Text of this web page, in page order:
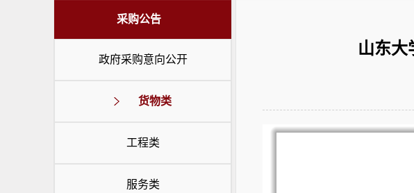
采购公告
政府采购意向公开
货物类
工程类
服务类
山东大